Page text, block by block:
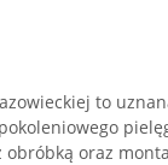
to
obróbką oraz